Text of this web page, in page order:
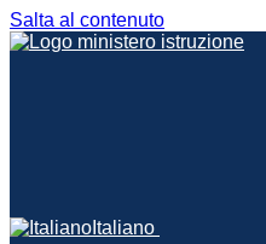
Salta al contenuto
Italiano